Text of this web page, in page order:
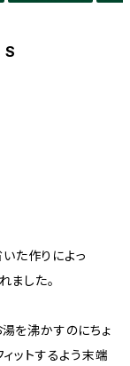
S
た作りによっ
ました。
湯を沸かすのにちょ
ットするよう末端